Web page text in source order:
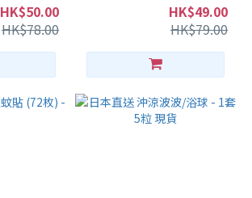
HK$50.00
HK$78.00
HK$49.00
HK$79.00